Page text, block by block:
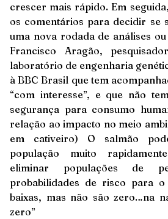
crescer mais rápido. Em
os comentários para decidir se
uma nova rodada de análises
Francisco Aragão,
laboratório de engenharia
à BBC Brasil que tem
“com interesse”, e que não
segurança para consumo
relação ao impacto no meio
em cativeiro) O salmão
população muito
eliminar populações de
probabilidades de risco para o
baixas, mas não são zero…na
zero”